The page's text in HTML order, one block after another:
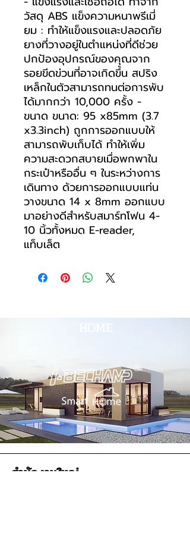
วัสดุ ABS แข็งความหนาพรีเมี่
ยม : ทำให้แข็งแรงและปลอดภัย
ยางที่วางอยู่ในตำแหน่งที่ดีช่วย
ปกป้องอุปกรณ์ของคุณจาก
รอยขีดข่วนที่อาจเกิดขึ้น สปริง
เหล็กในตัวสามารถทนต่อการพับ
ได้มากกว่า 10,000 ครั้ง -
ขนาด ขนาด: 95 x85mm (3.7
x3.3inch) ถูกการออกแบบให้
สามารถพับเก็บได้ ทำให้เพิ่ม
ความสะดวกสบายเมื่อพกพาใน
กระเป๋าหรืออื่น ๆ ในระหว่างการ
เดินทาง ด้วยการออกแบบแท่น
วางขนาด 14 x 8mm ออกแบบ
มาอย่างดีสำหรับสมาร์ทโฟน 4-
10 นิ้วทั้งหมด E-reader,
แท็บเล็ต
HOME
สำนักงานใหญ่